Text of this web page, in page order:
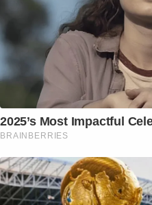
2025’s Most Impactful
BRAINBERRIES